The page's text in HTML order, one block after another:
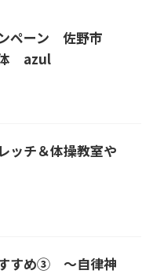
ペーン 佐野市
azul
ッチ＆体操教室や
すめ③ ～自律神